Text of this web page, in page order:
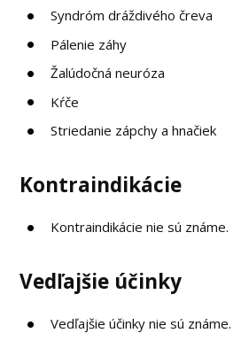
Syndróm dráždivého čreva
Pálenie záhy
Žalúdočná neuróza
Kŕče
Striedanie zápchy a hnačiek
Kontraindikácie
Kontraindikácie nie sú známe.
Vedľajšie účinky
Vedľajšie účinky nie sú známe.